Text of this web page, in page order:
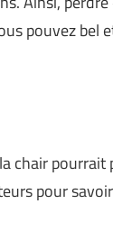
pouvez bel
chair
pour